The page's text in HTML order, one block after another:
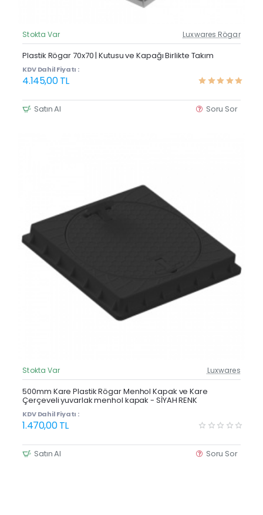
Güncel Fiyat
Stokta Var Luxwares Rögar
Plastik Rögar 70x70 | Kutusu ve Kapağı Birlikte Takım
KDV Dahil Fiyatı :
4.145,00 TL
Satın Al Soru Sor
Güncel Fiyat
Stokta Var Luxwares
500mm Kare Plastik Rögar Menhol Kapak ve Kare
Çerçeveli yuvarlak menhol kapak - SİYAH RENK
KDV Dahil Fiyatı :
1.470,00 TL
Satın Al Soru Sor